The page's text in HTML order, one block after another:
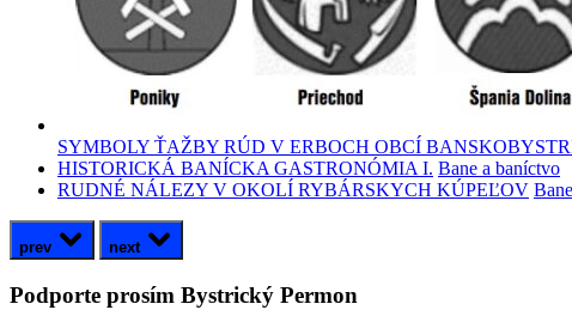
SYMBOLY ŤAŽBY RÚD V ERBOCH OBCÍ
HISTORICKÁ BANÍCKA GASTRONÓMIA I. Bane a baníctvo
RUDNÉ NÁLEZY V OKOLÍ RYBÁRSKYCH KÚPEĽOV
prev next
Podporte prosím Bystrický Permon